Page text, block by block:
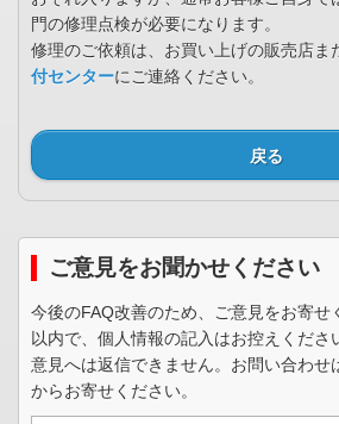
門の修理点検が必要になります。
修理のご依頼は、お買い上げの販売店ま
付センターにご連絡ください。
戻る
ご意見をお聞かせください
今後のFAQ改善のため、ご意見をお寄せ
以内で、個人情報の記入はお控えくだ
意見へは返信できません。お問い合わせ
からお寄せください。